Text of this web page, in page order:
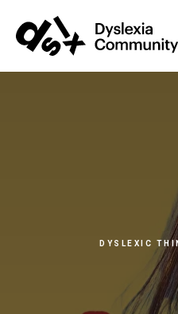
DYSLEXIC